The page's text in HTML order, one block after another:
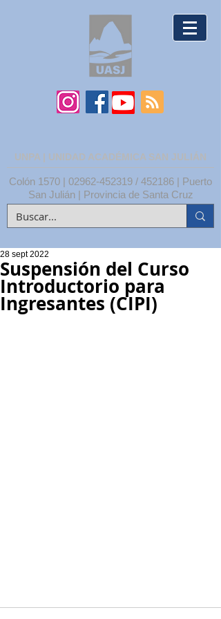
UNPA | UNIDAD ACADÉMICA SAN JULIÁN
Colón 1570 | 02962-452319 / 452186 | Puerto
San Julián | Provincia de Santa Cruz
Suspensión del Curso
Introductorio para
Ingresantes (CIPI)
28 sept 2022